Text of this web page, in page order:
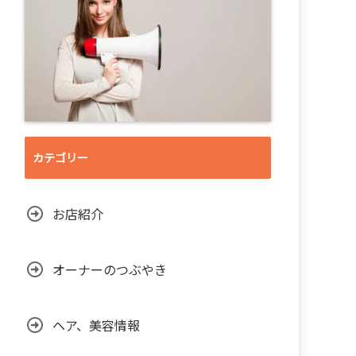
カテゴリー
お店紹介
オーナーのつぶやき
ヘア、美容情報